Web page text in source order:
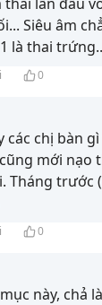
Siêu âm
là thai trứng
0
các chị bàn
mới nạo
Tháng trước
0
này, chả